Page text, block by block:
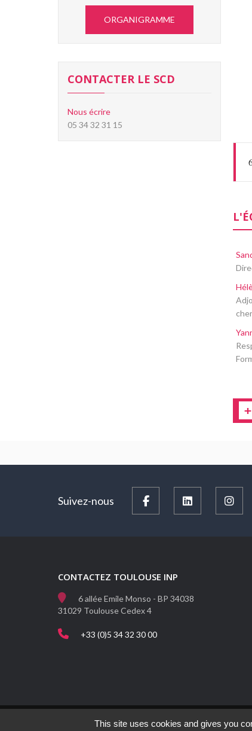
ORGANIGRAMME
CONTACTER LE SCD
Nous écrire
05 34 32 31 15
Suivez-nous
CONTACTEZ TOULOUSE INP
6 allée Emile Monso - BP 34038
31029 Toulouse Cedex 4
+33 (0)5 34 32 30 00
This site uses cookies and gives you